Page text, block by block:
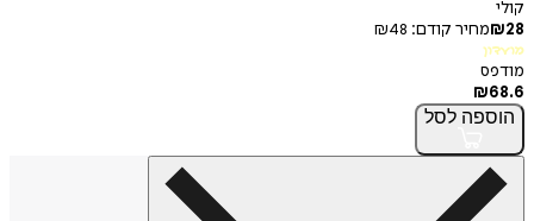
קודם: ₪48
לסל